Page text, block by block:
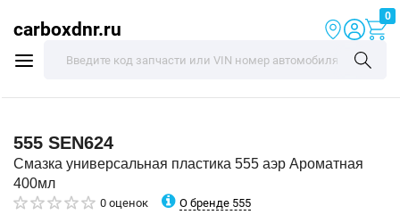
carboxdnr.ru
0
555 SEN624
Смазка универсальная пластика 555 аэр Ароматная
400мл
0 оценок О бренде 555